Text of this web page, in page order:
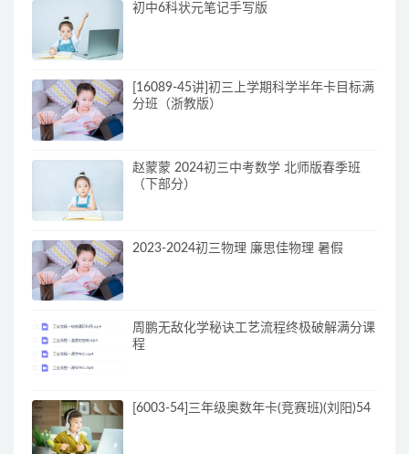
初中6科状元笔记手写版
[16089-45讲]初三上学期科学半年卡目标满
分班（浙教版）
赵蒙蒙 2024初三中考数学 北师版春季班
（下部分）
2023-2024初三物理 廉思佳物理 暑假
周鹏无敌化学秘诀工艺流程终极破解满分课
程
[6003-54]三年级奥数年卡(竞赛班)(刘阳)54